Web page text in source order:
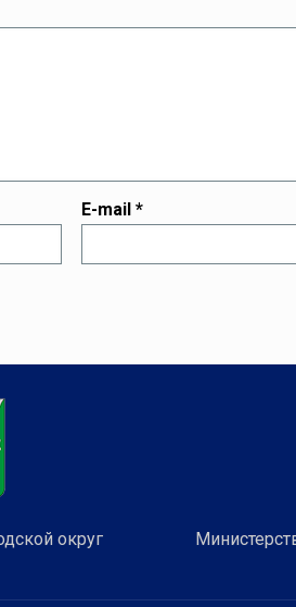
E-mail*
округ